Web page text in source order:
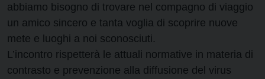
abbiamo bisogno di trovare nel compagno di viaggio
un amico sincero e tanta voglia di scoprire nuove
mete e luoghi a noi sconosciuti.
L’incontro rispetterà le attuali normative in materia di
contrasto e prevenzione alla diffusione del virus